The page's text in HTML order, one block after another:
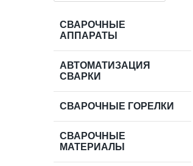
СВАРОЧНЫЕ
АППАРАТЫ
АВТОМАТИЗАЦИЯ
СВАРКИ
СВАРОЧНЫЕ ГОРЕЛКИ
СВАРОЧНЫЕ
МАТЕРИАЛЫ